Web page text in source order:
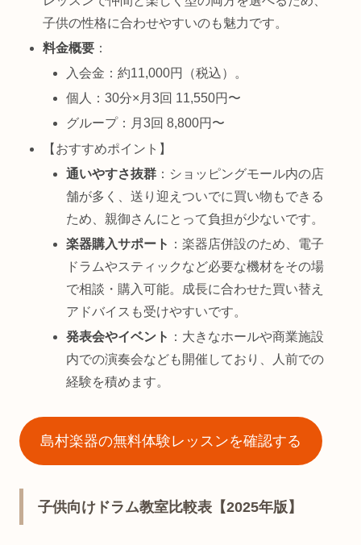
子供の性格に合わせやすいのも魅力です。
料金概要 ：
入会金：約11,000円（税込）。
個人：30分×月3回 11,550円〜
グループ：月3回 8,800円〜
【おすすめポイント】
通いやすさ抜群 ：ショッピングモール内の店
舗が多く、送り迎えついでに買い物もできる
ため、親御さんにとって負担が少ないです。
楽器購入サポート ：楽器店併設のため、電子
ドラムやスティックなど必要な機材をその場
で相談・購入可能。成長に合わせた買い替え
アドバイスも受けやすいです。
発表会やイベント ：大きなホールや商業施設
内での演奏会なども開催しており、人前での
経験を積めます。
島村楽器の無料体験レッスンを確認する
子供向けドラム教室比較表【2025年版】